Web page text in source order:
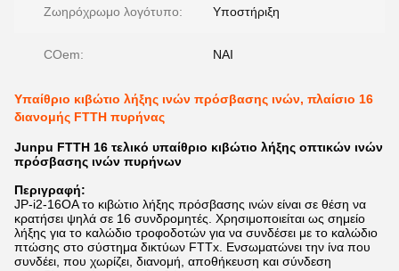
Ζωηρόχρωμο λογότυπο: Υποστήριξη
COem: ΝΑΙ
Υπαίθριο κιβώτιο λήξης ινών πρόσβασης ινών, πλαίσιο 16
διανομής FTTH πυρήνας
Junpu FTTH 16 τελικό υπαίθριο κιβώτιο λήξης οπτικών ινών
πρόσβασης ινών πυρήνων
Περιγραφή:
JP-i2-16OA το κιβώτιο λήξης πρόσβασης ινών είναι σε θέση να
κρατήσει ψηλά σε 16 συνδρομητές. Χρησιμοποιείται ως σημείο
λήξης για το καλώδιο τροφοδοτών για να συνδέσει με το καλώδιο
πτώσης στο σύστημα δικτύων FTTx. Ενσωματώνει την ίνα που
συνδέει, που χωρίζει, διανομή, αποθήκευση και σύνδεση